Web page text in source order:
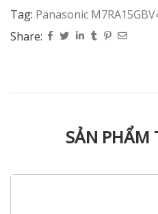
Tag: Panasonic
Share:
SẢN PHẨM